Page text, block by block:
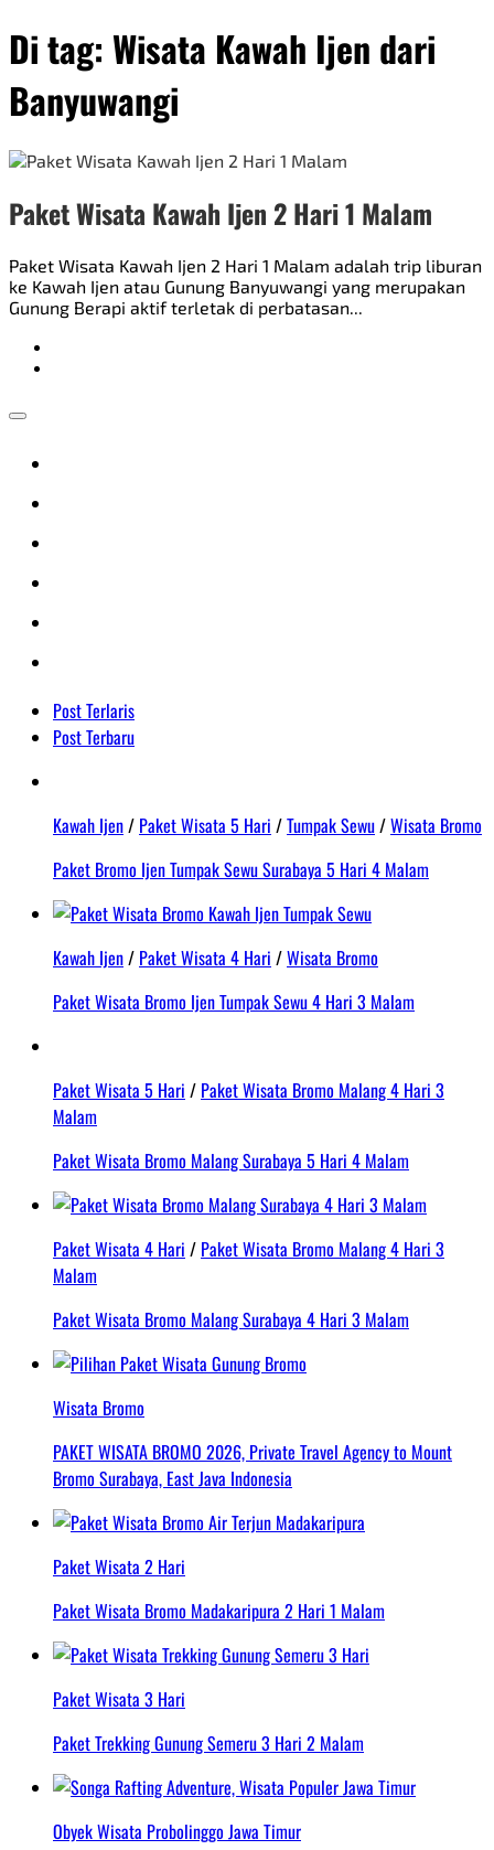
Di tag: Wisata Kawah Ijen dari
Banyuwangi
Paket Wisata Kawah Ijen 2 Hari 1 Malam
Paket Wisata Kawah Ijen 2 Hari 1 Malam adalah trip liburan
ke Kawah Ijen atau Gunung Banyuwangi yang merupakan
Gunung Berapi aktif terletak di perbatasan...
Post Terlaris
Post Terbaru
Kawah Ijen/ Paket Wisata 5 Hari /Tumpak Sewu/Wisata Bromo
Paket Bromo Ijen Tumpak Sewu Surabaya 5 Hari 4 Malam
Kawah Ijen/ Paket Wisata 4 Hari /Wisata Bromo
Paket Wisata Bromo Ijen Tumpak Sewu 4 Hari 3 Malam
Paket Wisata 5 Hari / Paket Wisata Bromo Malang 4 Hari 3
Malam
Paket Wisata Bromo Malang Surabaya 5 Hari 4 Malam
Paket Wisata 4 Hari / Paket Wisata Bromo Malang 4 Hari 3
Malam
Paket Wisata Bromo Malang Surabaya 4 Hari 3 Malam
Wisata Bromo
PAKET WISATA BROMO 2026, Private Travel Agency to Mount
Bromo Surabaya, East Java Indonesia
Paket Wisata 2 Hari
Paket Wisata Bromo Madakaripura 2 Hari 1 Malam
Paket Wisata 3 Hari
Paket Trekking Gunung Semeru 3 Hari 2 Malam
Obyek Wisata Probolinggo Jawa Timur